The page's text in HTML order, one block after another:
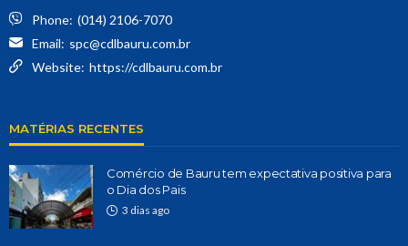
Phone: (014) 2106-7070
Email: spc@cdlbauru.com.br
Website: https://cdlbauru.com.br
MATÉRIAS RECENTES
Comércio de Bauru tem expectativa positiva para
o Dia dos Pais
3 dias ago